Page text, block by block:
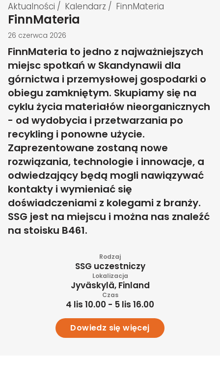
Aktualności / Kalendarz / FinnMateria
FinnMateria
26 czerwca 2026
FinnMateria to jedno z najważniejszych
miejsc spotkań w Skandynawii dla
górnictwa i przemysłowej gospodarki o
obiegu zamkniętym. Skupiamy się na
cyklu życia materiałów nieorganicznych
- od wydobycia i przetwarzania po
recykling i ponowne użycie.
Zaprezentowane zostaną nowe
rozwiązania, technologie i innowacje, a
odwiedzający będą mogli nawiązywać
kontakty i wymieniać się
doświadczeniami z kolegami z branży.
SSG jest na miejscu i można nas znaleźć
na stoisku B461.
Rodzaj
SSG uczestniczy
Lokalizacja
Jyväskylä, Finland
Czas
4 lis 10.00 - 5 lis 16.00
Dowiedz się więcej